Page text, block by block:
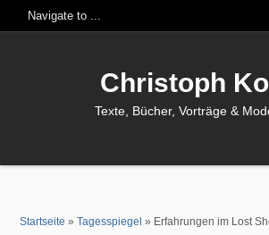
Christoph
Texte, Bücher, Vorträge &
Startseite »Tagesspiegel » Erfahrungen im Lost